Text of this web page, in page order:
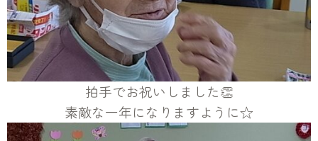
拍手でお祝いしました👏
素敵な一年になりますように☆